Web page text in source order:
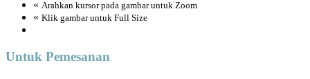
« Arahkan kursor pada gambar untuk Zoom
« Klik gambar untuk Full Size
Untuk Pemesanan